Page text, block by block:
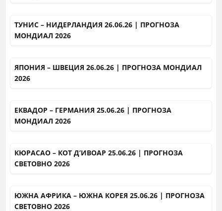
ТУНИС – НИДЕРЛАНДИЯ 26.06.26 | ПРОГНОЗА
МОНДИАЛ 2026
ЯПОНИЯ – ШВЕЦИЯ 26.06.26 | ПРОГНОЗА МОНДИАЛ
2026
ЕКВАДОР – ГЕРМАНИЯ 25.06.26 | ПРОГНОЗА
МОНДИАЛ 2026
КЮРАСАО – КОТ Д’ИВОАР 25.06.26 | ПРОГНОЗА
СВЕТОВНО 2026
ЮЖНА АФРИКА – ЮЖНА КОРЕЯ 25.06.26 | ПРОГНОЗА
СВЕТОВНО 2026